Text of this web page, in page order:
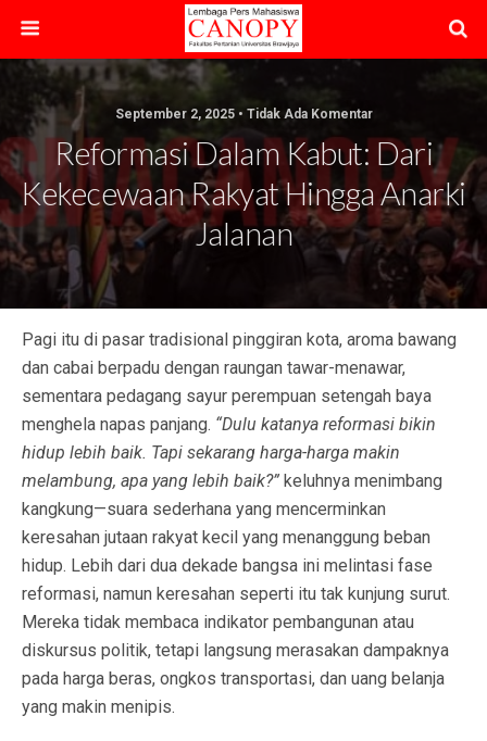
September 2, 2025 • Tidak Ada Komentar
Reformasi Dalam Kabut: Dari
Kekecewaan Rakyat Hingga Anarki
Jalanan
Pagi itu di pasar tradisional pinggiran kota, aroma bawang
dan cabai berpadu dengan raungan tawar-menawar,
sementara pedagang sayur perempuan setengah baya
menghela napas panjang. “Dulu katanya reformasi bikin
hidup lebih baik. Tapi sekarang harga-harga makin
melambung, apa yang lebih baik?” keluhnya menimbang
kangkung—suara sederhana yang mencerminkan
keresahan jutaan rakyat kecil yang menanggung beban
hidup. Lebih dari dua dekade bangsa ini melintasi fase
reformasi, namun keresahan seperti itu tak kunjung surut.
Mereka tidak membaca indikator pembangunan atau
diskursus politik, tetapi langsung merasakan dampaknya
pada harga beras, ongkos transportasi, dan uang belanja
yang makin menipis.